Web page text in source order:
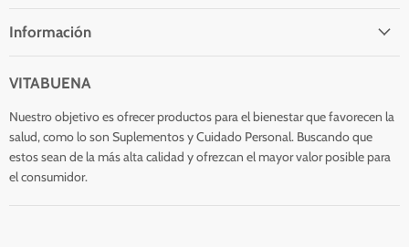
Información
VITABUENA
Nuestro objetivo es ofrecer productos para el bienestar que favorecen la
salud, como lo son Suplementos y Cuidado Personal. Buscando que
estos sean de la más alta calidad y ofrezcan el mayor valor posible para
el consumidor.